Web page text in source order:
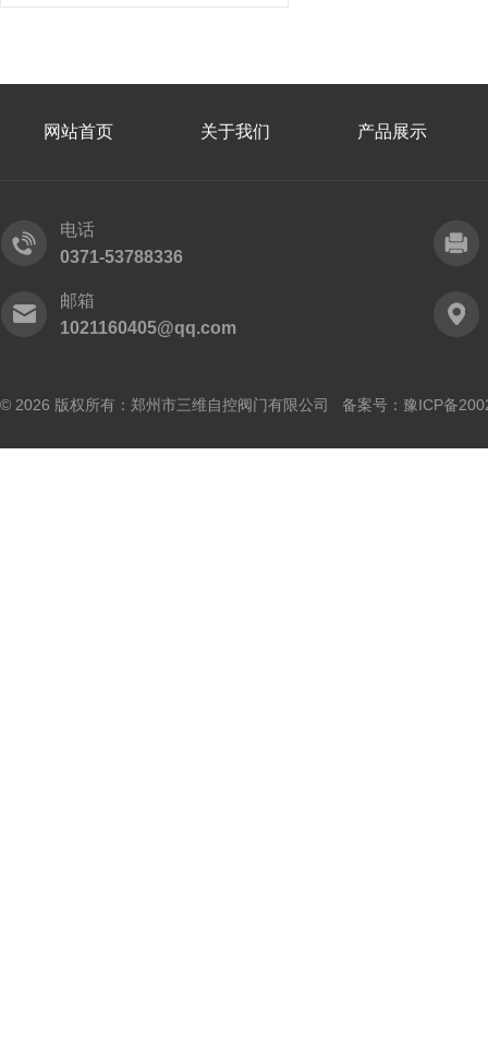
网站首页 关于我们 产品展示
电话
0371-53788336
邮箱
1021160405@qq.com
© 2026 版权所有：郑州市三维自控阀门有限公司 备案号： 豫ICP备